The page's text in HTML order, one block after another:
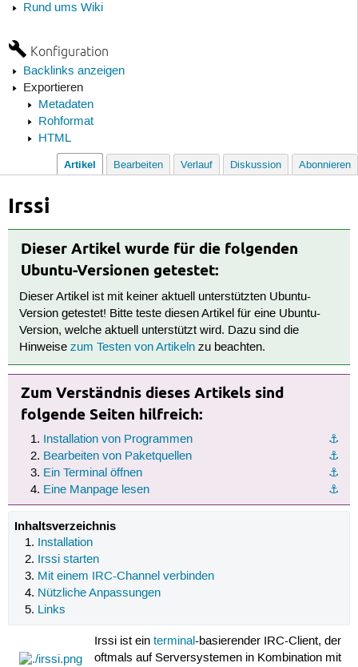
Rund ums Wiki
Konfiguration
Backlinks anzeigen
Exportieren
Metadaten
Rohformat
HTML
Artikel Bearbeiten Verlauf Diskussion Abonnieren
Irssi
Dieser Artikel wurde für die folgenden
Ubuntu-Versionen getestet:
Dieser Artikel ist mit keiner aktuell unterstützten Ubuntu-
Version getestet! Bitte teste diesen Artikel für eine Ubuntu-
Version, welche aktuell unterstützt wird. Dazu sind die
Hinweisezum Testen von Artikeln zu beachten.
Zum Verständnis dieses Artikels sind
folgende Seiten hilfreich:
⚓︎
Installation von Programmen
⚓︎
Bearbeiten von Paketquellen
⚓︎
Ein Terminal öffnen
⚓︎
Eine Manpage lesen
Inhaltsverzeichnis
Installation
Irssi starten
Mit einem IRC-Channel verbinden
Nützliche Anpassungen
Links
Irssi ist einterminal-basierender IRC-Client, der
oftmals auf Serversystemen in Kombination mit